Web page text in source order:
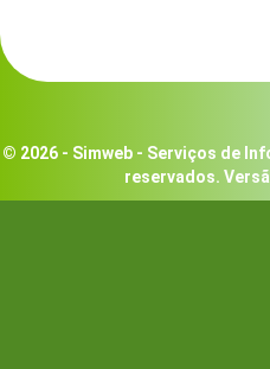
© 2026 - Simweb - Serviços de
reservados.